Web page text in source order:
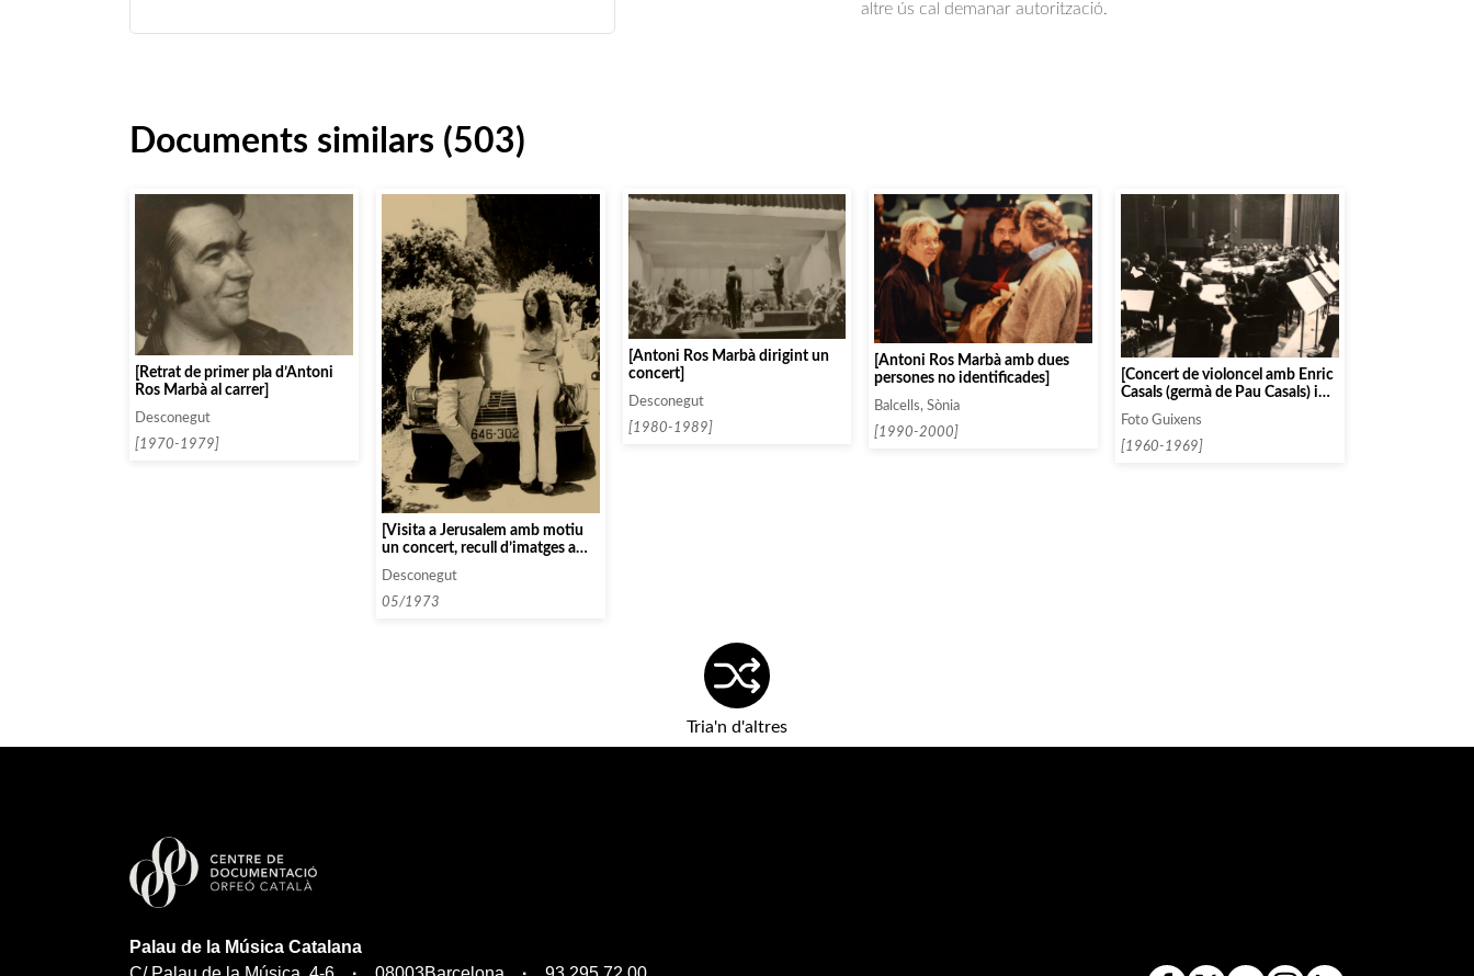
altre ús cal demanar autorització.
Documents similars (503)
[Retrat de primer pla d’Antoni
Ros Marbà al carrer]
Desconegut
[1970-1979]
[Visita a Jerusalem amb motiu
un concert, recull d’imatges amb
Desconegut
05/1973
[Antoni Ros Marbà dirigint un
concert]
Desconegut
[1980-1989]
[Antoni Ros Marbà amb dues
persones no identificades]
Balcells, Sònia
[1990-2000]
[Concert de violoncel amb Enric
Casals (germà de Pau Casals) i
Antoni Ros Marbà i el
violoncel·lista Gerard Claret]
Foto Guixens
[1960-1969]
Tria'n d'altres
Palau de la Música Catalana